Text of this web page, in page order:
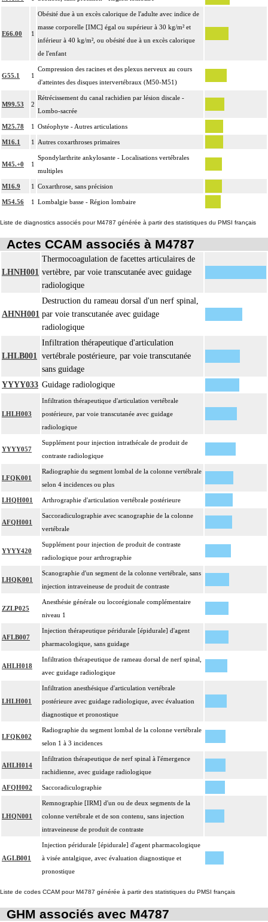
E66.00 1
Obésité due à un excès calorique de l'adulte avec indice de
masse corporelle [IMC] égal ou supérieur à 30 kg/m² et
inférieur à 40 kg/m², ou obésité due à un excès calorique
de l'enfant
G55.1 1
Compression des racines et des plexus nerveux au cours
d'atteintes des disques intervertébraux (M50-M51)
M99.53 2
Rétrécissement du canal rachidien par lésion discale -
Lombo-sacrée
M25.78 1 Ostéophyte - Autres articulations
M16.1 1 Autres coxarthroses primaires
M45.+0 1
Spondylarthrite ankylosante - Localisations vertébrales
multiples
M16.9 1 Coxarthrose, sans précision
M54.56 1 Lombalgie basse - Région lombaire
Liste de diagnostics associés pour M4787 générée à partir des statistiques du PMSI français
Actes CCAM associés à M4787
LHNH001
Thermocoagulation de facettes articulaires de
vertèbre, par voie transcutanée avec guidage
radiologique
AHNH001
Destruction du rameau dorsal d'un nerf spinal,
par voie transcutanée avec guidage
radiologique
LHLB001
Infiltration thérapeutique d'articulation
vertébrale postérieure, par voie transcutanée
sans guidage
YYYY033 Guidage radiologique
LHLH003
Infiltration thérapeutique d'articulation vertébrale
postérieure, par voie transcutanée avec guidage
radiologique
YYYY057
Supplément pour injection intrathécale de produit de
contraste radiologique
LFQK001
Radiographie du segment lombal de la colonne vertébrale
selon 4 incidences ou plus
LHQH001 Arthrographie d'articulation vertébrale postérieure
AFQH001
Saccoradiculographie avec scanographie de la colonne
vertébrale
YYYY420
Supplément pour injection de produit de contraste
radiologique pour arthrographie
LHQK001
Scanographie d'un segment de la colonne vertébrale, sans
injection intraveineuse de produit de contraste
ZZLP025
Anesthésie générale ou locorégionale complémentaire
niveau 1
AFLB007
Injection thérapeutique péridurale [épidurale] d'agent
pharmacologique, sans guidage
AHLH018
Infiltration thérapeutique de rameau dorsal de nerf spinal,
avec guidage radiologique
LHLH001
Infiltration anesthésique d'articulation vertébrale
postérieure avec guidage radiologique, avec évaluation
diagnostique et pronostique
LFQK002
Radiographie du segment lombal de la colonne vertébrale
selon 1 à 3 incidences
AHLH014
Infiltration thérapeutique de nerf spinal à l'émergence
rachidienne, avec guidage radiologique
AFQH002 Saccoradiculographie
LHQN001
Remnographie [IRM] d'un ou de deux segments de la
colonne vertébrale et de son contenu, sans injection
intraveineuse de produit de contraste
AGLB001
Injection péridurale [épidurale] d'agent pharmacologique
à visée antalgique, avec évaluation diagnostique et
pronostique
Liste de codes CCAM pour M4787 générée à partir des statistiques du PMSI français
GHM associés avec M4787